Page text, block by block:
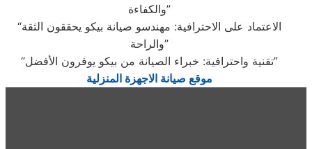
والكفاءة”
“الاعتماد على الاحترافية: مهندسو صيانة بيكو يحققون الثقة
والراحة”
“تقنية واحترافية: خبراء الصيانة من بيكو يوفرون الأفضل”
موقع صيانة الاجهزة المنزلية